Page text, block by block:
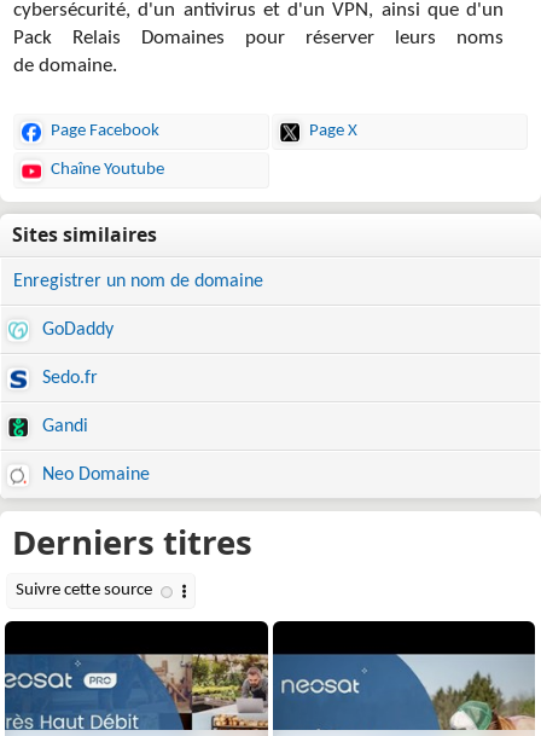
cybersécurité, d'un antivirus et d'un VPN, ainsi que d'un
Pack Relais Domaines pour réserver leurs noms
de domaine.
Page Facebook Page X
Chaîne Youtube
Enregistrer un nom de domaine
GoDaddy
Sedo.fr
Gandi
Neo Domaine